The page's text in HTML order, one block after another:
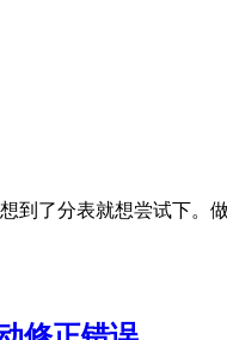
到了分表就想尝试下